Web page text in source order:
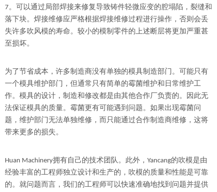
7。可以通过局部焊接来修复导致铸件轻微应变的腔塌陷，裂缝和
落下块。焊接维修应严格根据焊接维修过程进行操作，否则会丢
失许多吹风模的寿命。较小的模制零件的上述断层将更加严重甚
至损坏。
为了节省成本，许多制造商没有单独的模具制造部门。可能只有
一个模具维护部门，但通常只有简单的霉菌维护和日常维护工
作。模具的设计，制造和修改都是由其他合作厂负责的。因此无
法保证模具的质量。霉菌更有可能遇到问题。如果出现霉菌问
题，维护部门无法单独维修，而只能通过合作制造商维修，这将
带来更多的损失。
Huan Machinery拥有自己的技术团队。此外，Yancang的吹模是由
经验丰富的工程师独立设计和生产的，吹模的质量和性能是可靠
的。就问题而言，我们的工程师可以快速准确地找到问题并提供